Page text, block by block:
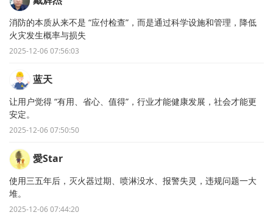
消防的本质从来不是 “应付检查”，而是通过科学设施和管理，降低
火灾发生概率与损失
2025-12-06 07:56:03
蓝天
让用户觉得 “有用、省心、值得”，行业才能健康发展，社会才能更
安定。
2025-12-06 07:50:50
愛Star
使用三五年后，灭火器过期、喷淋没水、报警失灵，违规问题一大
堆。
2025-12-06 07:44:20